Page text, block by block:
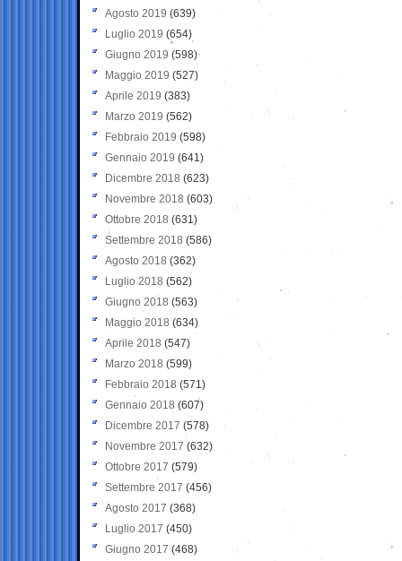
Agosto 2019 (639)
Luglio 2019 (654)
Giugno 2019 (598)
Maggio 2019 (527)
Aprile 2019 (383)
Marzo 2019 (562)
Febbraio 2019 (598)
Gennaio 2019 (641)
Dicembre 2018 (623)
Novembre 2018 (603)
Ottobre 2018 (631)
Settembre 2018 (586)
Agosto 2018 (362)
Luglio 2018 (562)
Giugno 2018 (563)
Maggio 2018 (634)
Aprile 2018 (547)
Marzo 2018 (599)
Febbraio 2018 (571)
Gennaio 2018 (607)
Dicembre 2017 (578)
Novembre 2017 (632)
Ottobre 2017 (579)
Settembre 2017 (456)
Agosto 2017 (368)
Luglio 2017 (450)
Giugno 2017 (468)